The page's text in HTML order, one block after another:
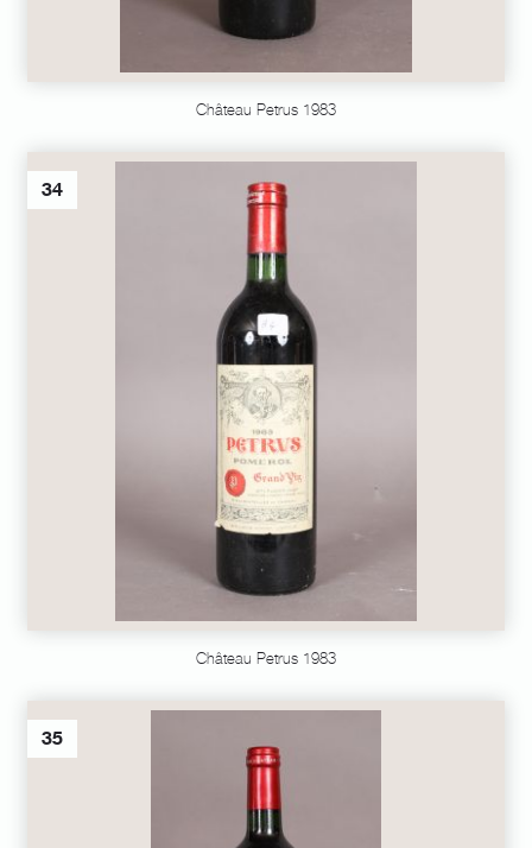
Château Petrus 1983
34
Château Petrus 1983
35